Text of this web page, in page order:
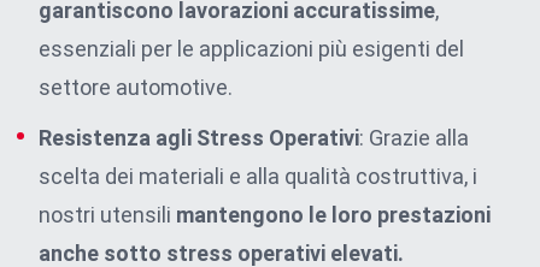
garantiscono lavorazioni accuratissime,
essenziali per le applicazioni più esigenti del
settore automotive.
Resistenza agli Stress Operativi: Grazie alla
scelta dei materiali e alla qualità costruttiva, i
nostri utensili mantengono le loro prestazioni
anche sotto stress operativi elevati.